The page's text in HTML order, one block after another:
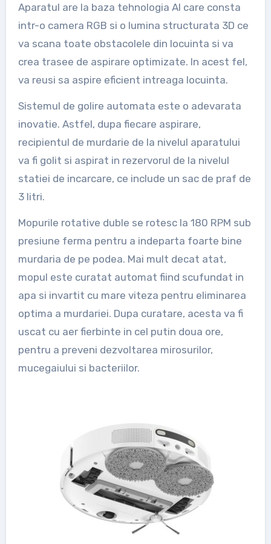
Aparatul are la baza tehnologia AI care consta
intr-o camera RGB si o lumina structurata 3D ce
va scana toate obstacolele din locuinta si va
crea trasee de aspirare optimizate. In acest fel,
va reusi sa aspire eficient intreaga locuinta.
Sistemul de golire automata este o adevarata
inovatie. Astfel, dupa fiecare aspirare,
recipientul de murdarie de la nivelul aparatului
va fi golit si aspirat in rezervorul de la nivelul
statiei de incarcare, ce include un sac de praf de
3 litri.
Mopurile rotative duble se rotesc la 180 RPM sub
presiune ferma pentru a indeparta foarte bine
murdaria de pe podea. Mai mult decat atat,
mopul este curatat automat fiind scufundat in
apa si invartit cu mare viteza pentru eliminarea
optima a murdariei. Dupa curatare, acesta va fi
uscat cu aer fierbinte in cel putin doua ore,
pentru a preveni dezvoltarea mirosurilor,
mucegaiului si bacteriilor.